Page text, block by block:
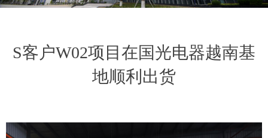
S客户W02项目在国光电器越南基
地顺利出货